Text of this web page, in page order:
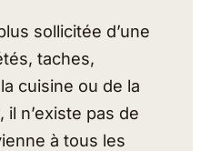
sollicitée d’une
taches,
cuisine ou de la
n’existe pas de
à tous les